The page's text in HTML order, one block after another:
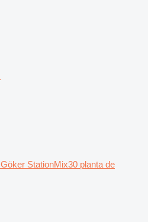
Göker StationMix30 planta de